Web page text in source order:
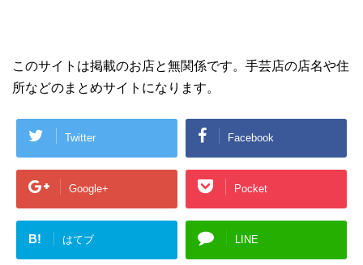
このサイトは掲載のお店と無関係です。手芸店の店名や住
所などのまとめサイトになります。
Twitter Facebook
Google+ Pocket
B! はてブ LINE